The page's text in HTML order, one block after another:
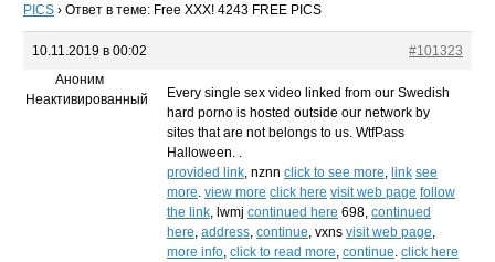
PICS › Ответ в теме: Free XXX! 4243 FREE PICS
10.11.2019 в 00:02
#101323
Аноним
Неактивированный
Every single sex video linked from our Swedish
hard porno is hosted outside our network by
sites that are not belongs to us. WtfPass
Halloween. .
provided link, nznn click to see more link see
more view more click here visit web page follow
the link, lwmj continued here 698, continued
here address, continue , vxns visit web page
more info, click to read more continue click here